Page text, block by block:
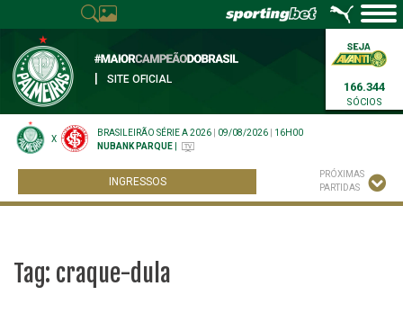
SITE OFICIAL
166.344
SÓCIOS
X
BRASILEIRÃO SÉRIE A 2026 09/08/2026
16H00
NUBANK PARQUE
INGRESSOS
PRÓXIMAS
PARTIDAS
Tag: craque-dula